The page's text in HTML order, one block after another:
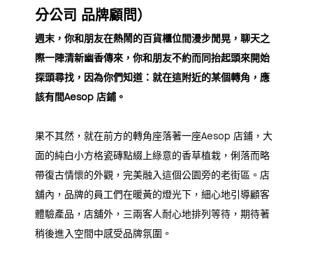
分公司 品牌顧問）
週末，你和朋友在熱鬧的百貨櫃位間漫步閒晃，聊天之
際一陣清新幽香傳來，你和朋友不約而同抬起頭來開始
探頭尋找，因為你們知道：就在這附近的某個轉角，應
該有間Aesop 店鋪。
果不其然，就在前方的轉角座落著一座Aesop 店鋪，大
面的純白小方格瓷磚點綴上綠意的香草植栽，俐落而略
帶復古情懷的外觀，完美融入這個公園旁的老街區。店
舖內，品牌的員工們在暖黃的燈光下，細心地引導顧客
體驗產品，店舖外，三兩客人耐心地排列等待，期待著
稍後進入空間中感受品牌氛圍。